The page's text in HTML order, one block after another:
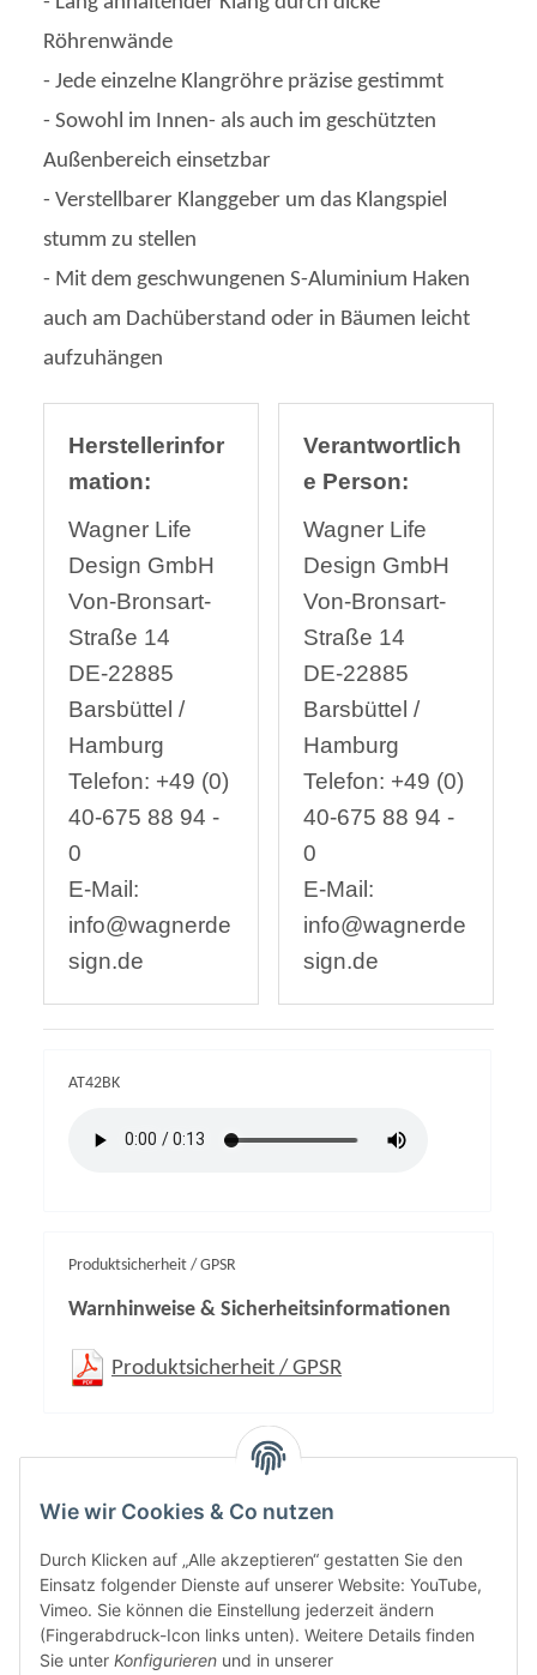
Röhrenwände
- Jede einzelne Klangröhre präzise gestimmt
- Sowohl im Innen- als auch im geschützten
Außenbereich einsetzbar
- Verstellbarer Klanggeber um das Klangspiel
stumm zu stellen
- Mit dem geschwungenen S-Aluminium Haken
auch am Dachüberstand oder in Bäumen leicht
aufzuhängen
Herstellerinfor
mation:
Wagner Life
Design GmbH
Von-Bronsart-
Straße 14
DE-22885
Barsbüttel /
Hamburg
Telefon: +49 (0)
40-675 88 94 -
0
E-Mail:
info@wagnerde
sign.de
Verantwortlich
e Person:
Wagner Life
Design GmbH
Von-Bronsart-
Straße 14
DE-22885
Barsbüttel /
Hamburg
Telefon: +49 (0)
40-675 88 94 -
0
E-Mail:
info@wagnerde
sign.de
AT42BK
Produktsicherheit / GPSR
Warnhinweise & Sicherheitsinformationen
Produktsicherheit / GPSR
Wie wir Cookies & Co nutzen
Durch Klicken auf „Alle akzeptieren“ gestatten Sie den
Einsatz folgender Dienste auf unserer Website: YouTube,
Vimeo. Sie können die Einstellung jederzeit ändern
(Fingerabdruck-Icon links unten). Weitere Details finden
Sie unter Konfigurieren und in unserer